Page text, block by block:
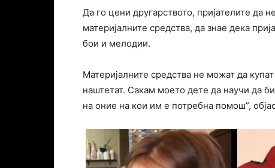
Да го цени другарството, пријателите да
материјалните средства, да знае дека
бои и мелодии.
Материјалните средства не можат да
наштетат. Сакам моето дете да научи да
на оние на кои им е потребна помош”,